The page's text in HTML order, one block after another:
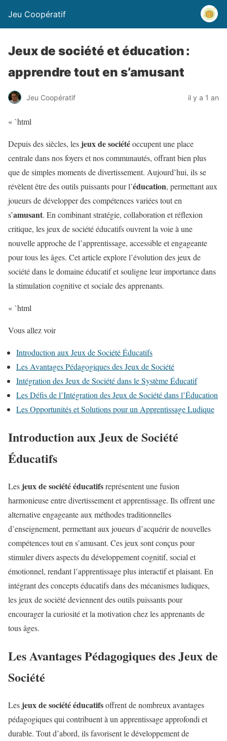
Jeu Coopératif
Jeux de société et éducation :
apprendre tout en s’amusant
Jeu Coopératif il y a 1 an
« `html
Depuis des siècles, les jeux de sociétéoccupent une place
centrale dans nos foyers et nos communautés, offrant bien plus
que de simples moments de divertissement. Aujourd’hui, ils se
révèlent être des outils puissants pour l’éducation, permettant aux
joueurs de développer des compétences variées tout en
s’amusant. En combinant stratégie, collaboration et réflexion
critique, les jeux de société éducatifs ouvrent la voie à une
nouvelle approche de l’apprentissage, accessible et engageante
pour tous les âges. Cet article explore l’évolution des jeux de
société dans le domaine éducatif et souligne leur importance dans
la stimulation cognitive et sociale des apprenants.
« `html
Vous allez voir
Introduction aux Jeux de Société Éducatifs
Les Avantages Pédagogiques des Jeux de Société
Intégration des Jeux de Société dans le Système Éducatif
Les Défis de l’Intégration des Jeux de Société dans l’Éducation
Les Opportunités et Solutions pour un Apprentissage Ludique
Introduction aux Jeux de Société
Éducatifs
Les jeux de société éducatifsreprésentent une fusion
harmonieuse entre divertissement et apprentissage. Ils offrent une
alternative engageante aux méthodes traditionnelles
d’enseignement, permettant aux joueurs d’acquérir de nouvelles
compétences tout en s’amusant. Ces jeux sont conçus pour
stimuler divers aspects du développement cognitif, social et
émotionnel, rendant l’apprentissage plus interactif et plaisant. En
intégrant des concepts éducatifs dans des mécanismes ludiques,
les jeux de société deviennent des outils puissants pour
encourager la curiosité et la motivation chez les apprenants de
tous âges.
Les Avantages Pédagogiques des Jeux de
Société
Les jeux de société éducatifsoffrent de nombreux avantages
pédagogiques qui contribuent à un apprentissage approfondi et
durable. Tout d’abord, ils favorisent le développement de